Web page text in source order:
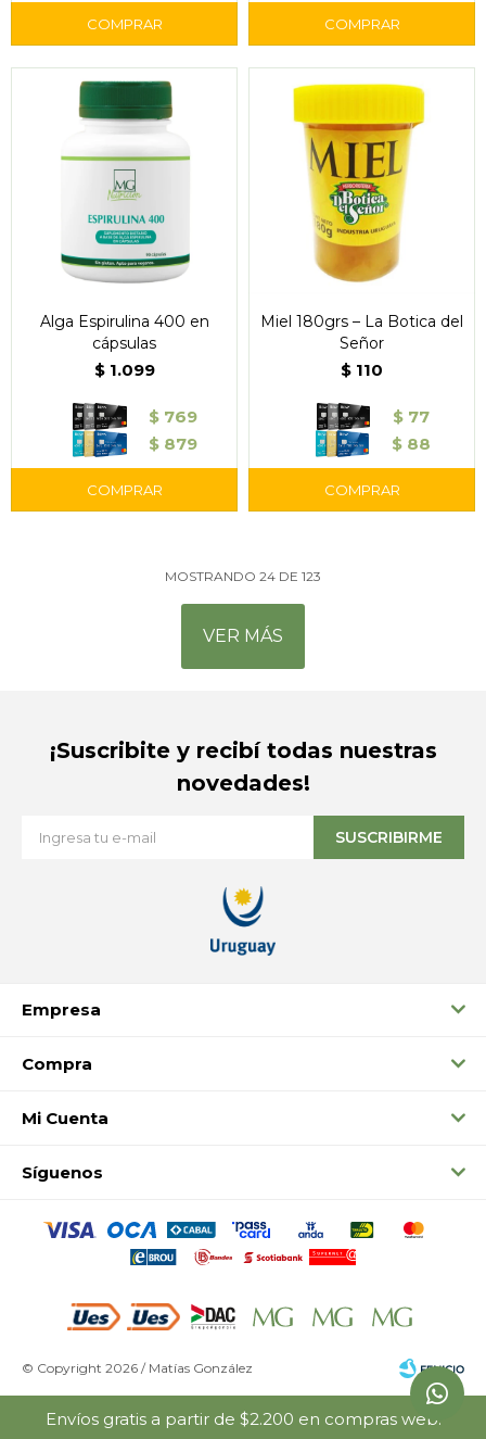
Alga Espirulina 400 en
cápsulas
$ 1.099
$ 769
$ 879
Miel 180grs – La Botica del
Señor
$ 110
$ 77
$ 88
MOSTRANDO 24 DE 123
VER MÁS
Empresa
Compra
Mi Cuenta
Síguenos
¡Suscribite y recibí todas nuestras
novedades!
SUSCRIBIRME
© Copyright 2026 / Matías González
Envíos gratis a partir de $2.200 en compras web.